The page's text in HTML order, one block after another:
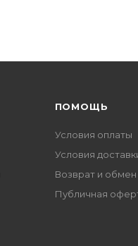
ПОМОЩЬ
Условия оплаты
Условия
Возврат и обмен
Публичная